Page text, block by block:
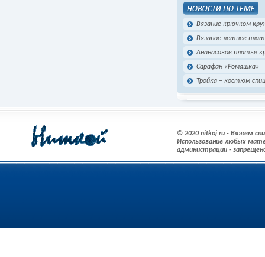
Вязание крючком
Вязаное летнее
Ананасовое платье
Сарафан «Ромашка»
Тройка – костюм
© 2020 nitkoj.ru - Вяжем
Использование любых
администрации -